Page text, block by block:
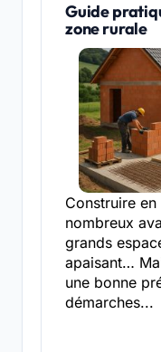
Guide
zone rurale
Construire
nombreux
grands
apaisant…
une bonne
démarches...